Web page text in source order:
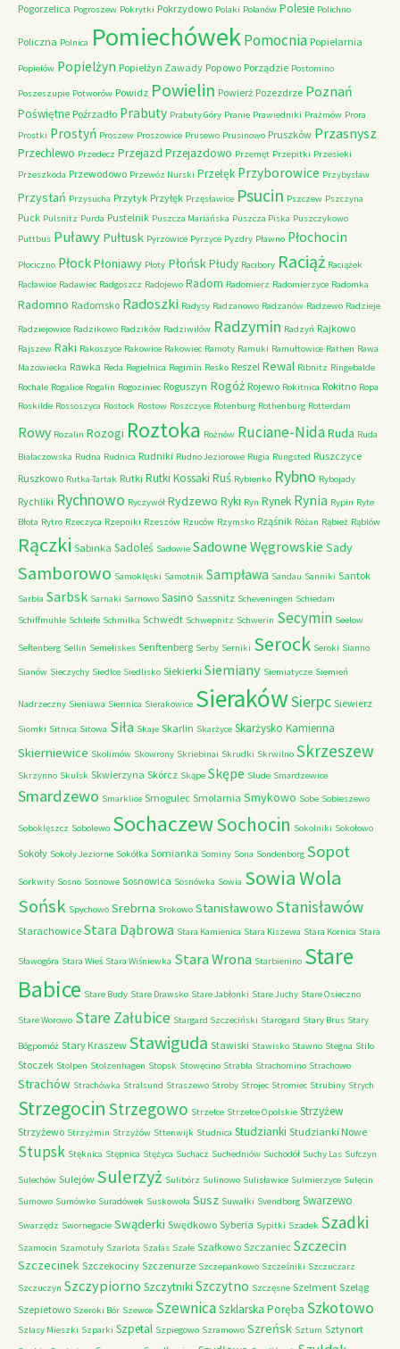
Pogorzelica Pogroszew Pokrytki Pokrzydowo Polaki Polanów Polesie Polichno
Policzna Polnica PomiechówekPomocnia Popielarnia
Popielów Popielżyn Popielżyn Zawady Popowo Porządzie Postomino
Poszeszupie Potworów Powidz Powielin Powierż Pozezdrze Poznań
Poświętne Poźrzadło Prabuty Prabuty Góry Pranie Prawiedniki Prażmów Prora
Prostki Prostyń Proszew Proszowice Prusewo Prusinowo Pruszków Przasnysz
Przechlewo Przedecz Przejazd Przejazdowo Przemęt Przepitki Przesieki
Przeszkoda Przewodowo Przewóz Nurski Przełęk Przyborowice Przybysław
Przystań Przysucha Przytyk Przyłęk Przęsławice Psucin Pszczew Pszczyna
Puck Pulsnitz Purda Pustelnik Puszcza Mariańska Puszcza Piska Puszczykowo
Puttbus Puławy Pułtusk Pyrzowice Pyrzyce Pyzdry Pławno Płochocin
Płociczno PłockPłoniawy Płoty PłońskPłudy Racibory Raciąż Raciążek
Racławice Radawiec Radgoszcz Radojewo Radom Radomierz Radomierzyce Radomka
Radomno Radomsko Radoszki Radysy Radzanowo Radzanów Radzewo Radzieje
Radziejowice Radzikowo Radzików Radziwiłów Radzymin Radzyń Rajkowo
Rajszew Raki Rakoszyce Rakowice Rakowiec Ramoty Ramuki Ramułtowice Rathen Rawa
Mazowiecka Rawka Reda Regielnica Regimin Resko Reszel Rewal Ribnitz Ringebalde
Rochale Rogalice Rogalin Rogoziniec Roguszyn Rogóż Rojewo Rokitnica Rokitno Ropa
Roskilde Rossoszyca Rostock Rostow Roszczyce Rotenburg Rothenburg Rotterdam
Rowy Rozalin Rozogi Roztoka Rożnów Ruciane-NidaRuda Ruda
Białaczowska Rudna Rudnica Rudniki Rudno Jeziorowe Rugia Rungsted Ruszczyce
Ruszkowo Rutka-Tartak Rutki Rutki Kossaki Ruś Rybienko Rybno Rybojady
Rychliki Rychnowo Ryczywół Rydzewo Ryki Ryn Rynek Rynia Rypin Ryte
Błota Rytro Rzeczyca Rzepniki Rzeszów Rzuców Rzymsko Rząśnik Różan Rąbież Rąblów
Rączki Sabinka Sadoleś Sadowie Sadowne Węgrowskie Sady
Samborowo Samoklęski Samotnik Sampława Sandau Sanniki Santok
Sarbia Sarbsk Sarnaki Sarnowo Sasino Sassnitz Scheveningen Schiedam
Schiffmuhle Schleife Schmilka Schwedt Schwepnitz Schwerin Secymin Seelow
Seftenberg Sellin Semeliskes Senftenberg Serby Serniki Serock Seroki Sianno
Sianów Sieczychy Siedlce Siedlisko Siekierki Siemiany Siemiatycze Siemień
Nadrzeczny Sieniawa Siennica Sierakowice SierakówSierpc Siewierz
Siomki Sitnica Sitowa Siła Skaje Skarlin Skarżyce Skarżysko Kamienna
Skierniewice Skolimów Skowrony Skriebinai Skrudki Skrwilno Skrzeszew
Skrzynno Skulsk Skwierzyna Skórcz Skąpe Skępe Slude Smardzewice
Smardzewo Smarklice Smogulec Smolarnia Smykowo Sobe Sobieszewo
Soboklęszcz Sobolewo SochaczewSochocin Sokolniki Sokołowo
Sokoły Sokoły Jeziorne Sokółka Somianka Sominy Sona Sondenborg Sopot
Sorkwity Sosno Sosnowe Sosnowica Sosnówka Sowia Sowia Wola
Sońsk Spychowo Srebrna Srokowo Stanisławowo Stanisławów
Starachowice Stara Dąbrowa Stara Kamienica Stara Kiszewa Stara Kornica Stara
Sławogóra Stara Wieś Stara Wiśniewka Stara Wrona Starbienino Stare
Babice Stare Budy Stare Drawsko Stare Jabłonki Stare Juchy Stare Osieczno
Stare Worowo Stare Załubice Stargard Szczeciński Starogard Stary Brus Stary
Bógpomóż Stary Kraszew Stawiguda Stawiski Stawisko Stawno Stegna Stilo
Stoczek Stolpen Stolzenhagen Stopsk Stowęcino Strabla Strachomino Strachowo
Strachów Strachówka Stralsund Straszewo Stroby Strojec Stromiec Strubiny Strych
Strzegocin Strzegowo Strzelce Strzelce Opolskie Strzyżew
Strzyżewo Strzyżmin Strzyżów Sttenwijk Studnica Studzianki Studzianki Nowe
Stupsk Stęknica Stępnica Stężyca Suchacz Suchedniów Suchodół Suchy Las Sufczyn
Sulechów Sulejów Sulerzyż Sulibórz Sulinowo Sulisławice Sulmierzyce Sulęcin
Sumowo Sumówko Suradówek Suskowola Susz Suwałki Svendborg Swarzewo
Swarzędz Swornegacie Swąderki Swędkowo Syberia Sypitki Szadek Szadki
Szamocin Szamotuły Szarlota Szałas Szałe Szałkowo Szczaniec Szczecin
Szczecinek Szczekociny Szczenurze Szczepankowo Szcześniki Szczuczarz
Szczuczyn Szczypiorno Szczytniki Szczytno Szczęsne Szelment Szeląg
Szepietowo Szeroki Bór Szewce SzewnicaSzklarska Poręba Szkotowo
Szlasy Mieszki Szparki Szpetal Szpiegowo Szramowo Szreńsk Sztum Sztynort